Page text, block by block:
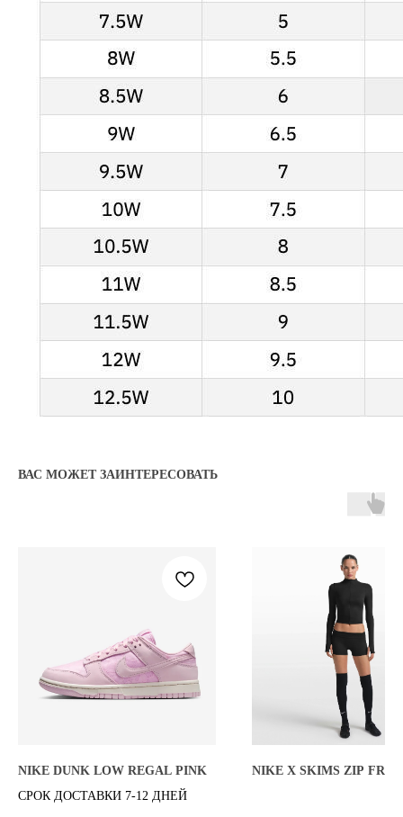
ВАС МОЖЕТ ЗАИНТЕРЕСОВАТЬ
NIKE DUNK LOW REGAL PINK
СРОК ДОСТАВКИ 7-12 ДНЕЙ
NIKE X SKIMS ZIP
КАТАЛОГ
БЛОГ
ВСЕ БРЕНДЫ
Согласие на обработку персональных данных
© 2025 kicksbazar. Все права защищены.
*проект Meta Platforms Inc., деятельность
которой запрещена в РФ
ПОКУПАТЕЛЯМ
KICKSBAZAR@MAIL.RU
8 909 933 04 70
KICKSBAZAR